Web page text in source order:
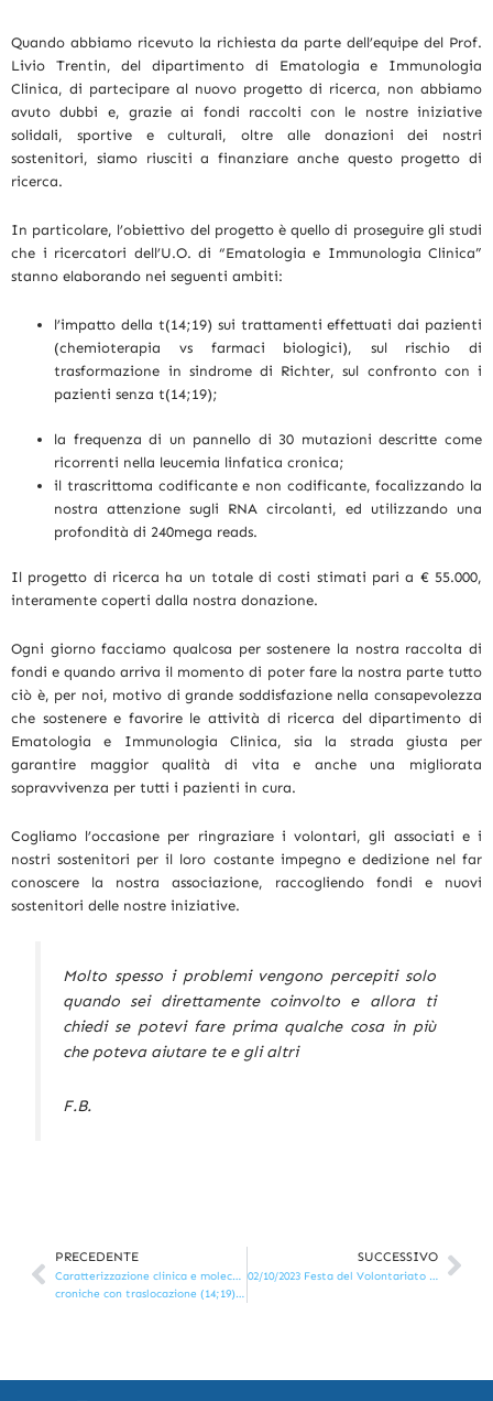
Quando abbiamo ricevuto la richiesta da parte dell’equipe del Prof.
Livio Trentin, del dipartimento di Ematologia e Immunologia
Clinica, di partecipare al nuovo progetto di ricerca, non abbiamo
avuto dubbi e, grazie ai fondi raccolti con le nostre iniziative
solidali, sportive e culturali, oltre alle donazioni dei nostri
sostenitori, siamo riusciti a finanziare anche questo progetto di
ricerca.
In particolare, l’obiettivo del progetto è quello di proseguire gli studi
che i ricercatori dell’U.O. di “Ematologia e Immunologia Clinica”
stanno elaborando nei seguenti ambiti:
l’impatto della t(14;19) sui trattamenti effettuati dai pazienti
(chemioterapia vs farmaci biologici), sul rischio di
trasformazione in sindrome di Richter, sul confronto con i
pazienti senza t(14;19);
la frequenza di un pannello di 30 mutazioni descritte come
ricorrenti nella leucemia linfatica cronica;
il trascrittoma codificante e non codificante, focalizzando la
nostra attenzione sugli RNA circolanti, ed utilizzando una
profondità di 240mega reads.
Il progetto di ricerca ha un totale di costi stimati pari a € 55.000,
interamente coperti dalla nostra donazione.
Ogni giorno facciamo qualcosa per sostenere la nostra raccolta di
fondi e quando arriva il momento di poter fare la nostra parte tutto
ciò è, per noi, motivo di grande soddisfazione nella consapevolezza
che sostenere e favorire le attività di ricerca del dipartimento di
Ematologia e Immunologia Clinica, sia la strada giusta per
garantire maggior qualità di vita e anche una migliorata
sopravvivenza per tutti i pazienti in cura.
Cogliamo l’occasione per ringraziare i volontari, gli associati e i
nostri sostenitori per il loro costante impegno e dedizione nel far
conoscere la nostra associazione, raccogliendo fondi e nuovi
sostenitori delle nostre iniziative.
Molto spesso i problemi vengono percepiti solo
quando sei direttamente coinvolto e allora ti
chiedi se potevi fare prima qualche cosa in più
che poteva aiutare te e gli altri
F.B.
Precedente
PRECEDENTE
Caratterizzazione clinica e molecolare dell’aggressività delle leucemie linfatiche
croniche con traslocazione (14;19). Uno studio Europeo
SUCCESSIVO
02/10/2023 Festa del Volontariato | Prato della Valle (PD)